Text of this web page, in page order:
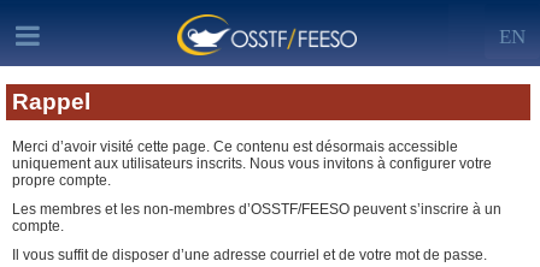
EN
Rappel
Merci d’avoir visité cette page. Ce contenu est désormais accessible
uniquement aux utilisateurs inscrits. Nous vous invitons à configurer votre
propre compte.
Les membres et les non-membres d’OSSTF/FEESO peuvent s’inscrire à un
compte.
Il vous suffit de disposer d’une adresse courriel et de votre mot de passe.